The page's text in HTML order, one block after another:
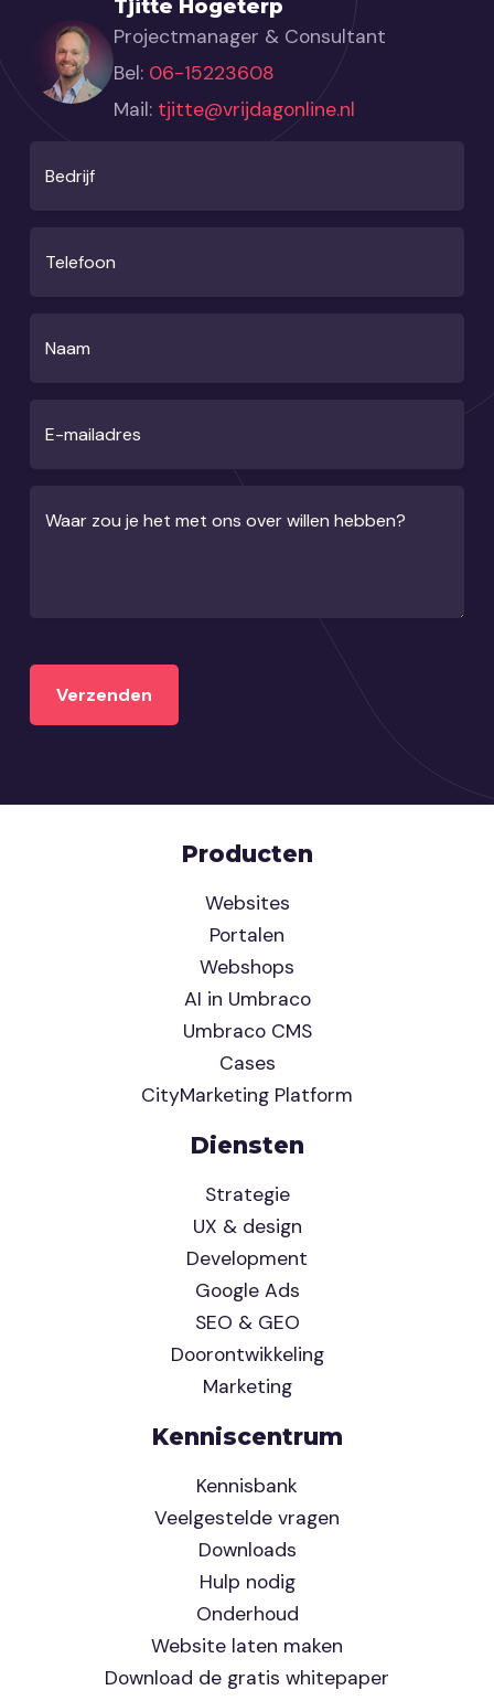
Tjitte Hogeterp
Projectmanager & Consultant
Bel: 06-15223608
Mail: tjitte@vrijdagonline.nl
Bedrijf
Telefoon
Naam
E-mailadres
Waar zou je het met ons over willen hebben?
Producten
Websites
Portalen
Webshops
AI in Umbraco
Umbraco CMS
Cases
CityMarketing Platform
Diensten
Strategie
UX & design
Development
Google Ads
SEO & GEO
Doorontwikkeling
Marketing
Kenniscentrum
Kennisbank
Veelgestelde vragen
Downloads
Hulp nodig
Onderhoud
Website laten maken
Download de gratis whitepaper